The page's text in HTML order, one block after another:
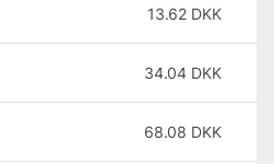
13.62 DKK
34.04 DKK
68.08 DKK